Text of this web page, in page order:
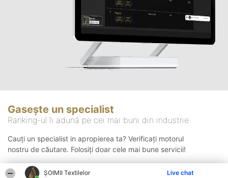
ȘOIMII Textilelor Live chat
Gasește un specialist
Ranking-ul îi adună pe cei mai buni din industrie
Cauți un specialist in apropierea ta? Verificați motorul
nostru de căutare. Folosiți doar cele mai bune servicii!